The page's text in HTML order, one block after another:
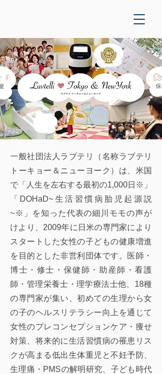
一般社団法人ラブテリ（名称ラブテリ
トーキョー＆ニューヨーク）は、米国
で「人生を左右する最初の1,000日※」
「DOHaD~生活習慣病胎児起源説
~※」を知った代表の細川モモの声が
けより、2009年に日米の専門家により
スタートした女性の子どもの健康増進
を目的とした非営利団体です。医師・
博士・修士・保健師・助産師・看護
師・管理栄養士・理学療法士他、18種
の専門家が集い、初めての生理から女
の子のヘルスリテラシー向上を通じて
女性のプレコンセプションケア・痩せ
対策、将来的に生活習慣病の罹患リス
クが高まる低出生体重児と不妊予防、
生理痛・PMSの解明研究、子ども時代